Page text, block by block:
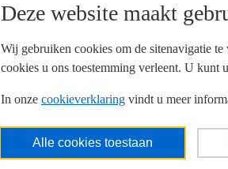
Deze website maakt
Wij gebruiken cookies om de sitenavigatie
cookies u ons toestemming verleent. U kunt
In onze cookieverklaring vindt u meer
Alle cookies toestaan